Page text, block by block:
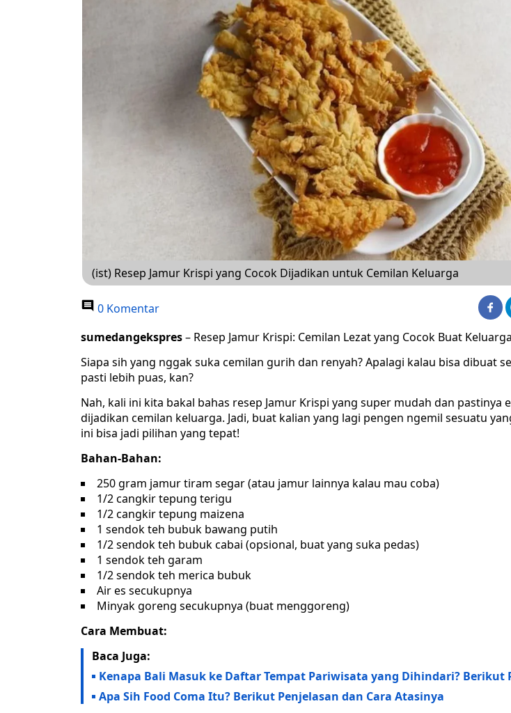
(ist) Resep Jamur Krispi yang Cocok Dijadikan untuk Cemilan Keluarga
0 Komentar
sumedangekspres– Resep Jamur Krispi: Cemilan Lezat yang Cocok Buat
Siapa sih yang nggak suka cemilan gurih dan renyah? Apalagi kalau bisa dibuat
pasti lebih puas, kan?
Nah, kali ini kita bakal bahas resep Jamur Krispi yang super mudah dan pastinya
dijadikan cemilan keluarga. Jadi, buat kalian yang lagi pengen ngemil sesuatu
ini bisa jadi pilihan yang tepat!
Bahan-Bahan:
250 gram jamur tiram segar (atau jamur lainnya kalau mau coba)
1/2 cangkir tepung terigu
1/2 cangkir tepung maizena
1 sendok teh bubuk bawang putih
1/2 sendok teh bubuk cabai (opsional, buat yang suka pedas)
1 sendok teh garam
1/2 sendok teh merica bubuk
Air es secukupnya
Minyak goreng secukupnya (buat menggoreng)
Cara Membuat:
Baca Juga:
Kenapa Bali Masuk ke Daftar Tempat Pariwisata yang Dihindari? Berikut
Apa Sih Food Coma Itu? Berikut Penjelasan dan Cara Atasinya